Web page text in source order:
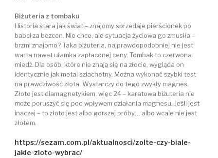
Biżuteria z tombaku
Historia stara jak świat – znajomy sprzedaje pierścionek po
babci za bezcen. Nie chce, ale sytuacja życiowa go zmusiła –
brzmi znajomo? Taka biżuteria, najprawdopodobniej nie jest
warta nawet ułamka zapłaconej ceny. Tombak to czerwona
miedź. Dla osób, które nie znają się na złocie, wygląda on
identycznie jak metal szlachetny. Można wykonać szybki test
na prawdziwość złota. Wystarczy do tego zwykły magnes.
Złoto jest diamagnetykiem, więc 24 – karatowa biżuteria nie
może poruszyć się pod wpływem działania magnesu. Jeśli jest
inaczej – to złoto jest albo gorszej próby… albo wcale nie jest
złotem.
https://sezam.com.pl/aktualnosci/zolte-czy-biale-
jakie-zloto-wybrac/